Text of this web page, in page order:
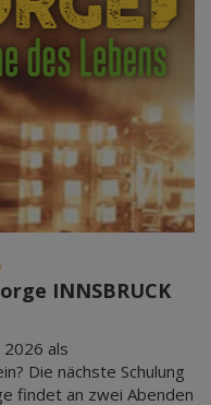
INNSBRUCK
als
Die nächste Schulung
findet an zwei Abenden